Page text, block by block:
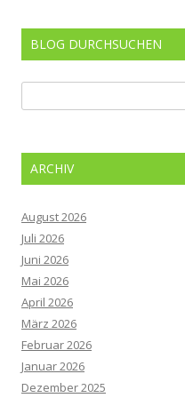
BLOG DURCHSUCHEN
nach:
ARCHIV
August 2026
Juli 2026
Juni 2026
Mai 2026
April 2026
März 2026
Februar 2026
Januar 2026
Dezember 2025